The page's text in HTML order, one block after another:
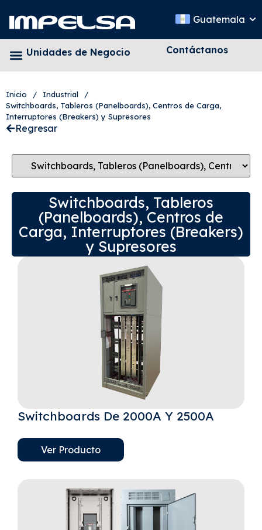
Guatemala
Unidades de Negocio Contáctanos
Inicio / Industrial
/
Switchboards, Tableros (Panelboards), Centros de Carga,
Interruptores (Breakers) y Supresores
Regresar
Switchboards, Tableros
(Panelboards), Centros de
Carga, Interruptores (Breakers)
y Supresores
Switchboards De 2000A Y 2500A
Ver Producto